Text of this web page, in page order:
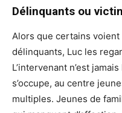
Délinquants ou
Alors que certains
délinquants, Luc les
L’intervenant n’est
s’occupe, au centre
multiples. Jeunes de